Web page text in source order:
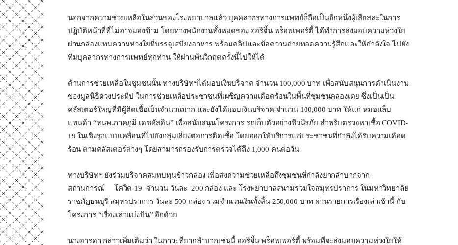
นอกจากความช่วยเหลือในส่วนของโรงพยาบาลแล้ว บุคคลากรทางการแพทย์ก็ถือเป็นอีกหนึ่งผู้เสียสละในการ
ปฏิบัติหน้าที่ที่ไม่อาจมองข้าม โดยทางพนักงานทั้งหมดของ ออริจิ้น พร็อพเพอร์ตี้ ได้ทำการส่งมอบความห่วงใย
ผ่านกล่องแทนความห่วงใยที่บรรจุเสบียงอาหาร พร้อมคลิปและข้อความถ่ายทอดความรู้สึกและให้กำลังใจ ไปยัง
ทีมบุคลากรทางการแพทย์ทุกท่าน ให้ผ่านพ้นวิกฤตครั้งนี้ไปให้ได้
ด้านการช่วยเหลือในชุมชนนั้น ทางบริษัทฯได้มอบเงินบริจาค จำนวน 100,000 บาท เพื่อสนับสนุนการดำเนินงาน
ของมูลนิธิดวงประทีป ในการช่วยเหลือประชาชนที่เผชิญความเดือดร้อนในพื้นที่ชุมชนคลองเตย ซึ่งเป็นเป็น
คลัสเตอร์ใหญ่ที่มีผู้ติดเชื้อเป็นจำนวนมาก และยังได้มอบเงินบริจาค จำนวน 100,000 บาท ให้แก่ หมอแล็บ
แพนด้า “ทนพ.ภาคภูมิ เดชหัสดิน” เพื่อสนับสนุนโครงการ รถเก็บตัวอย่างชีวนิรภัย สำหรับตรวจหาเชื้อ COVID-
19 ในเชิงรุกแบบเคลื่อนที่ไปยังกลุ่มเสี่ยงต่อการติดเชื้อ โดยออกให้บริการแก่ประชาชนที่กำลังได้รับความเดือด
ร้อน ตามคลัสเตอร์ต่างๆ โดยสามารถรองรับการตรวจได้ถึง 1,000 คนต่อวัน
ทางบริษัทฯ ยังร่วมบริจาคสมทบทุนข้าวกล่อง เพื่อส่งความช่วยเหลือถึงชุมชนที่กำลังยากลำบากจาก
สถานการณ์ โควิด-19 จำนวน วันละ 200 กล่อง และ โรงพยาบาลสนามรวมใจสมุทรปราการ ในมหาวิทยาลัย
ราชภัฏธนบุรี สมุทรปราการ วันละ 500 กล่อง รวมจำนวนเงินทั้งสิ้น 250,000 บาท ผ่านรายการเรื่องเล่าเช้านี้ กับ
โครงการ “เรื่องเล่าแบ่งปัน” อีกด้วย
นางอารดา กล่าวเพิ่มเติมว่า ในภาวะที่ยากลำบากเช่นนี้ ออริจิ้น พร็อพเพอร์ตี้ พร้อมที่จะส่งมอบความห่วงใยให้